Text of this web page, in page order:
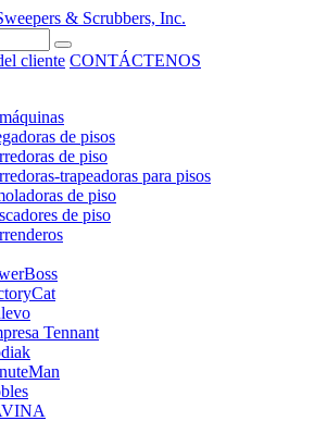
cliente CONTÁCTENOS
de pisos
de piso
trapeadoras para pisos
de piso
de piso
Tennant